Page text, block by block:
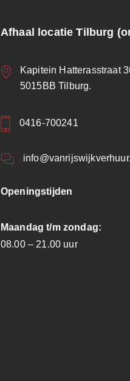
Afhaal locatie Tilburg
Kapitein Hatterasstraat
5015BB Tilburg.
0416-700241
Openingstijden
Maandag t/m zondag:
08.00 – 21.00 uur